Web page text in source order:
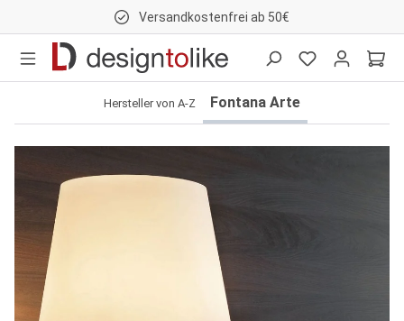
Versandkostenfrei ab 50€
Hersteller von A-Z Fontana Arte